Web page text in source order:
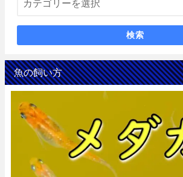
検索
魚の飼い方